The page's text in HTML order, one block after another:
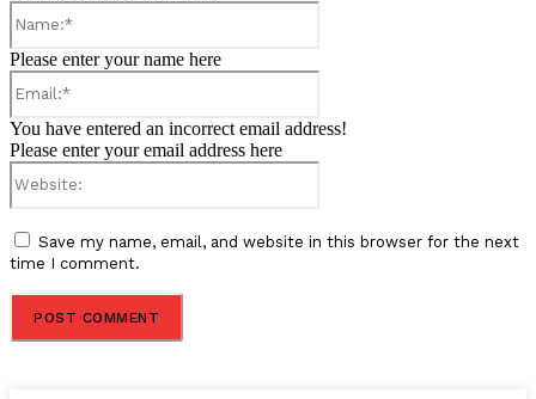
Please enter your name here
You have entered an incorrect email address!
Please enter your email address here
Save my name, email, and website in this browser for the next
time I comment.